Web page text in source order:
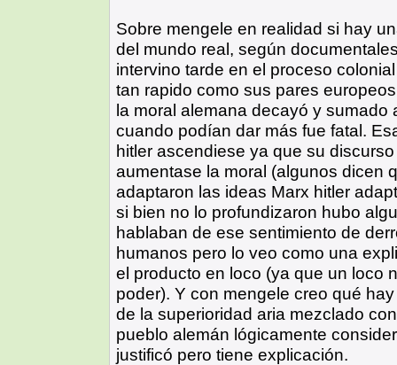
Sobre mengele en realidad si hay
del mundo real, según
intervino tarde en el proceso
tan rapido como sus pares
la moral alemana decayó y
cuando podían dar más fue fatal.
hitler ascendiese ya que su
aumentase la moral (algunos dicen
adaptaron las ideas Marx hitler
si bien no lo profundizaron hubo
hablaban de ese sentimiento de
humanos pero lo veo como una
el producto en loco (ya que un loco
poder). Y con mengele creo qué
de la superioridad aria mezclado
pueblo alemán lógicamente
justificó pero tiene explicación.